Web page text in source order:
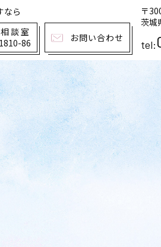
なら
談室
86
お問い合わせ
〒
茨城
tel: